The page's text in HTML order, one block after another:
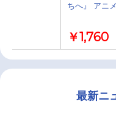
ちへ』 アニ
￥1,760
最新ニ